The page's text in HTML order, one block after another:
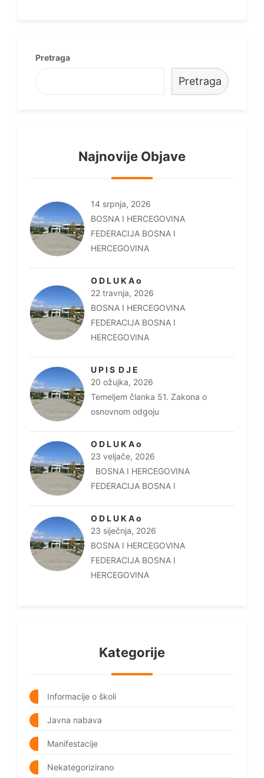
Pretraga
Pretraga
Najnovije Objave
14 srpnja, 2026
BOSNA I HERCEGOVINA
FEDERACIJA BOSNA I
HERCEGOVINA
O D L U K A o
22 travnja, 2026
BOSNA I HERCEGOVINA
FEDERACIJA BOSNA I
HERCEGOVINA
U P I S D J E
20 ožujka, 2026
Temeljem članka 51. Zakona o
osnovnom odgoju
O D L U K A o
23 veljače, 2026
BOSNA I HERCEGOVINA
FEDERACIJA BOSNA I
O D L U K A o
23 siječnja, 2026
BOSNA I HERCEGOVINA
FEDERACIJA BOSNA I
HERCEGOVINA
Kategorije
Informacije o školi
Javna nabava
Manifestacije
Nekategorizirano